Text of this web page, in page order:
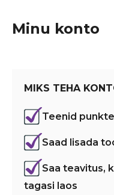
Minu konto
MIKS TEHA
Teenid
Saad lisada
Saa teavitus,
tagasi laos